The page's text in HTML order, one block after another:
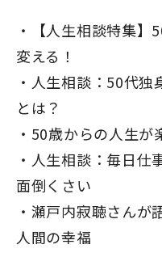
【人生相談特集
変える！
人生相談：50代独
とは？
50歳からの人生が
人生相談：毎日仕
面倒くさい
瀬戸内寂聴さんが
人間の幸福